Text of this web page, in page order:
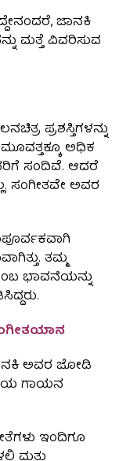
ಜಾನಕಿ
ಮತ್ತೆ ವಿವರಿಸುವ
ಪ್ರಶಸ್ತಿಗಳನ್ನು
ಅಧಿಕ
ಸಂದಿವೆ. ಆದರೆ
ಸಂಗೀತವೇ ಅವರ
ತಮ್ಮ
ಭಾವನೆಯನ್ನು
ಅವರ ಜೋಡಿ
ಗಾಯನ
ಇಂದಿಗೂ